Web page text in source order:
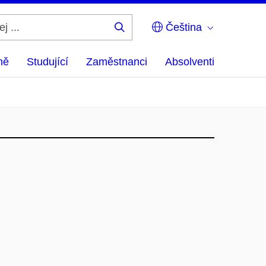
Čeština
Studující Zaměstnanci Absolventi